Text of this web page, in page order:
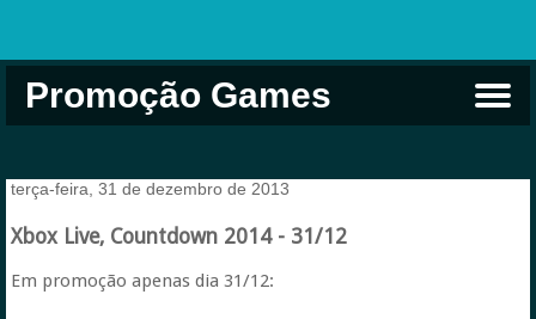
Promoção Games
terça-feira, 31 de dezembro de 2013
Xbox Live, Countdown 2014 - 31/12
Em promoção apenas dia 31/12: